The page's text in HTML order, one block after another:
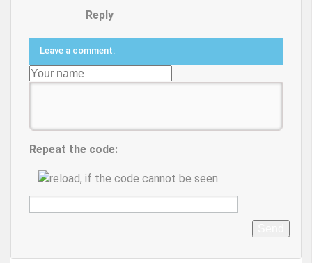
Reply
Leave a comment:
Repeat the code: